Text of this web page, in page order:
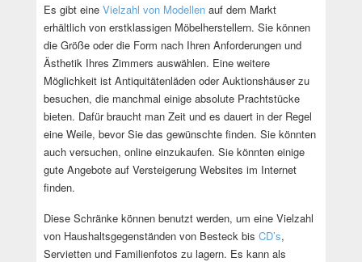
Es gibt eine Vielzahl von Modellenauf dem Markt
erhältlich von erstklassigen Möbelherstellern. Sie können
die Größe oder die Form nach Ihren Anforderungen und
Ästhetik Ihres Zimmers auswählen. Eine weitere
Möglichkeit ist Antiquitätenläden oder Auktionshäuser zu
besuchen, die manchmal einige absolute Prachtstücke
bieten. Dafür braucht man Zeit und es dauert in der Regel
eine Weile, bevor Sie das gewünschte finden. Sie könnten
auch versuchen, online einzukaufen. Sie könnten einige
gute Angebote auf Versteigerung Websites im Internet
finden.
Diese Schränke können benutzt werden, um eine Vielzahl
von Haushaltsgegenständen von Besteck bis CD’s,
Servietten und Familienfotos zu lagern. Es kann als